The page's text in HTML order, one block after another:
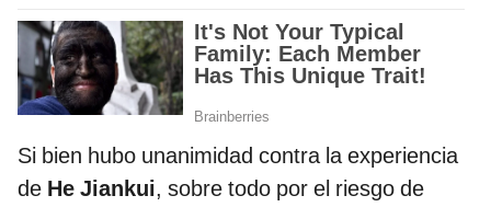
Si bien hubo unanimidad contra la experiencia
de He Jiankui, sobre todo por el riesgo de